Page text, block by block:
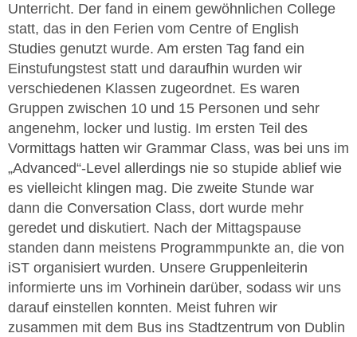
Unterricht. Der fand in einem gewöhnlichen College
statt, das in den Ferien vom Centre of English
Studies genutzt wurde. Am ersten Tag fand ein
Einstufungstest statt und daraufhin wurden wir
verschiedenen Klassen zugeordnet. Es waren
Gruppen zwischen 10 und 15 Personen und sehr
angenehm, locker und lustig. Im ersten Teil des
Vormittags hatten wir Grammar Class, was bei uns im
„Advanced“-Level allerdings nie so stupide ablief wie
es vielleicht klingen mag. Die zweite Stunde war
dann die Conversation Class, dort wurde mehr
geredet und diskutiert. Nach der Mittagspause
standen dann meistens Programmpunkte an, die von
iST organisiert wurden. Unsere Gruppenleiterin
informierte uns im Vorhinein darüber, sodass wir uns
darauf einstellen konnten. Meist fuhren wir
zusammen mit dem Bus ins Stadtzentrum von Dublin